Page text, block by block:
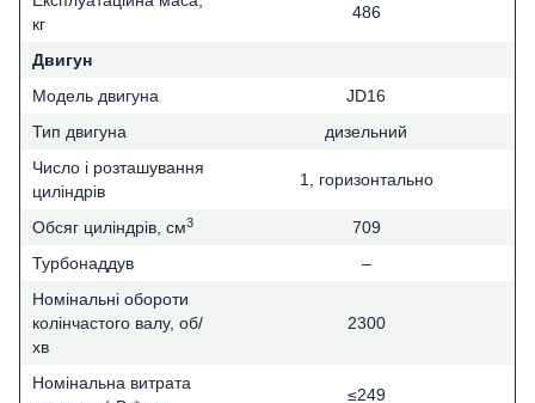
кг
486
Двигун
Модель двигуна
JD16
Тип двигуна
дизельний
Число і розташування
циліндрів
1, горизонтально
Обсяг циліндрів, см3
709
Турбонаддув
–
Номінальні обороти
колінчастого валу, об/
хв
2300
Номінальна витрата
≤249